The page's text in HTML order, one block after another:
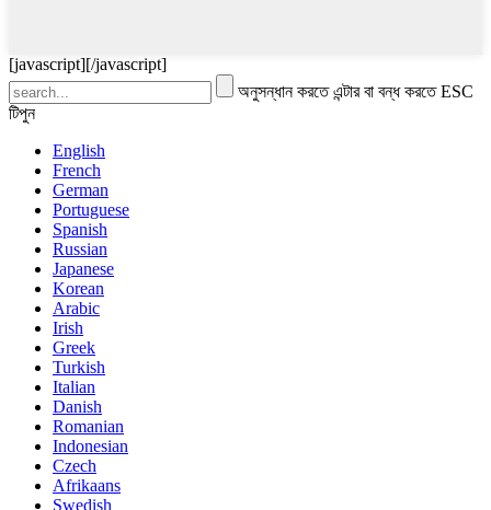
[javascript][/javascript]
অনুসন্ধান করতে এন্টার বা বন্ধ করতে ESC
টিপুন
English
French
German
Portuguese
Spanish
Russian
Japanese
Korean
Arabic
Irish
Greek
Turkish
Italian
Danish
Romanian
Indonesian
Czech
Afrikaans
Swedish